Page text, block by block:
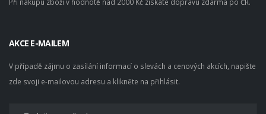
AKCE E-MAILEM
V případě zájmu o zasílání informací o slevách a cenových akcích, napište
zde svoji e-mailovou adresu a klikněte na přihlásit.